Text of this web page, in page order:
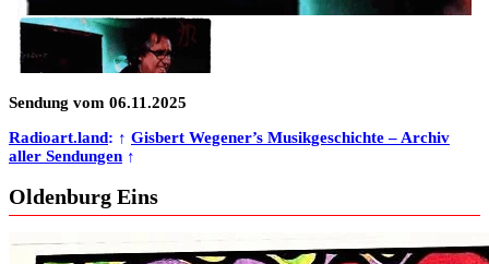
Sendung vom 06.11.2025
Radioart.land: ↑ Gisbert Wegener’s Musikgeschichte – Archiv
aller Sendungen ↑
Oldenburg Eins